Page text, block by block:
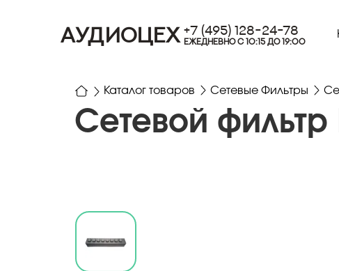
АУДИОЦЕХ +7 (495) 128-24-78
ЕЖЕДНЕВНО С 10:15 ДО 19:00
Каталог товаров Сетевые Фильтры
Сетевой фильтр